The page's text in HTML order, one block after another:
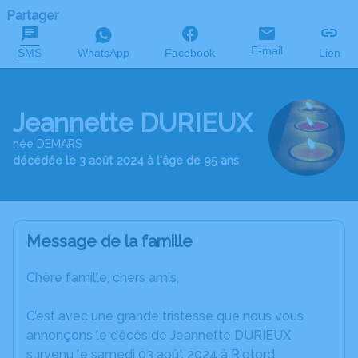
Partager
SMS WhatsApp Facebook E-mail Lien
Jeannette DURIEUX
née DEMARS
décédée le 3 août 2024 à l'âge de 95 ans
Message de la famille
Chère famille, chers amis,
C’est avec une grande tristesse que nous vous
annonçons le décès de Jeannette DURIEUX
survenu le samedi 03 août 2024 à Riotord.